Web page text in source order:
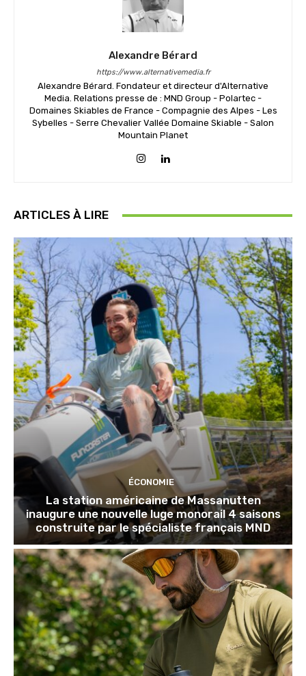
Alexandre Bérard
https://www.alternativemedia.fr
Alexandre Bérard. Fondateur et directeur d'Alternative
Media. Relations presse de : MND Group - Polartec -
Domaines Skiables de France - Compagnie des Alpes - Les
Sybelles - Serre Chevalier Vallée Domaine Skiable - Salon
Mountain Planet
ARTICLES À LIRE
ÉCONOMIE
La station américaine de Massanutten
inaugure une nouvelle luge monorail 4 saisons
construite par le spécialiste français MND